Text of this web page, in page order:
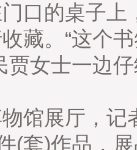
口的桌子上
藏。“这个
女士一边仔
展厅，记
(套)作品，